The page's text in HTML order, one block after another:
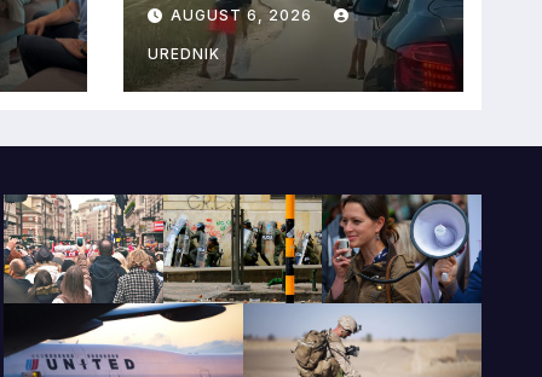
uz granice oduševila
regiju
AUGUST 6, 2026
UREDNIK